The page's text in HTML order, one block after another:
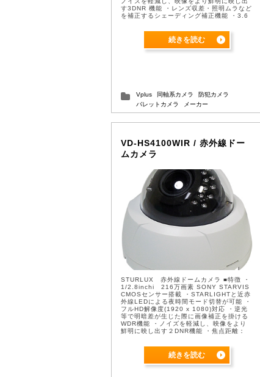
す3DNR 機能 ・レンズ収差・照明ムラなど
を補正するシェーディング補正機能 ・3.6
続きを読む
Vplus 同軸系カメラ
防犯カメラ
バレットカメラ
メーカー
VD-HS4100WIR / 赤外線ドー
ムカメラ
STURLUX 赤外線ドームカメラ ■特徴 ・
1/2.8inchi 216万画素 SONY STARVIS
CMOSセンサー搭載 ・STARLIGHTと近赤
外線LEDによる夜時間モード切替が可能 ・
フルHD解像度(1920 x 1080)対応 ・逆光
等で明暗差が生じた際に画像補正を掛ける
WDR機能 ・ノイズを軽減し、映像をより
鮮明に映し出す２DNR機能 ・焦点距離：
続きを読む